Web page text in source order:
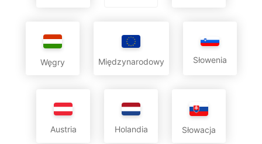
Węgry Międzynarodowy Słowenia
Austria Holandia Słowacja